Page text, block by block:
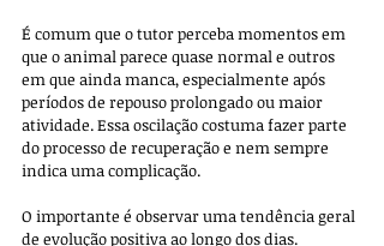
É comum que o tutor perceba momentos em
que o animal parece quase normal e outros
em que ainda manca, especialmente após
períodos de repouso prolongado ou maior
atividade. Essa oscilação costuma fazer parte
do processo de recuperação e nem sempre
indica uma complicação.
O importante é observar uma tendência geral
de evolução positiva ao longo dos dias.